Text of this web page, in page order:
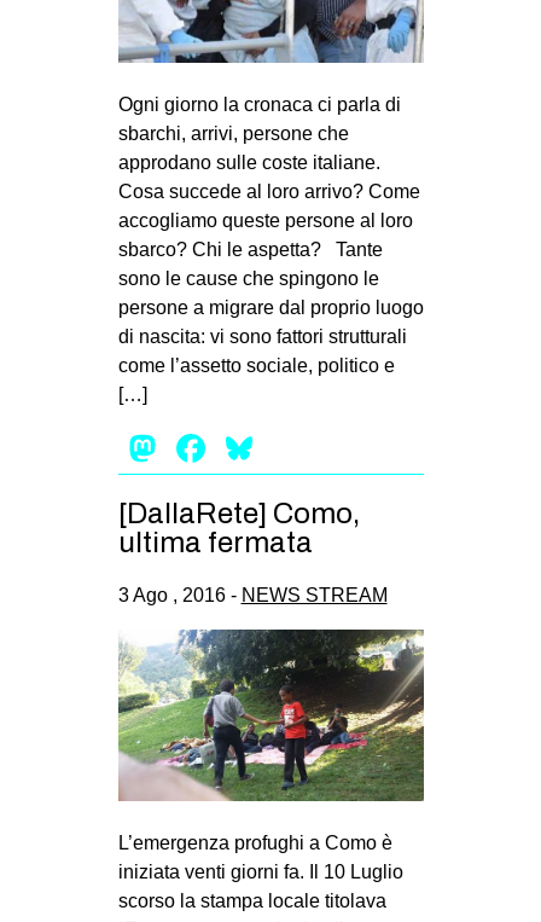
Ogni giorno la cronaca ci parla di
sbarchi, arrivi, persone che
approdano sulle coste italiane.
Cosa succede al loro arrivo? Come
accogliamo queste persone al loro
sbarco? Chi le aspetta? Tante
sono le cause che spingono le
persone a migrare dal proprio luogo
di nascita: vi sono fattori strutturali
come l’assetto sociale, politico e
[…]
Mastodon
Facebook
[DallaRete] Como,
ultima fermata
3 Ago , 2016 - NEWS STREAM
L’emergenza profughi a Como è
iniziata venti giorni fa. Il 10 Luglio
scorso la stampa locale titolava